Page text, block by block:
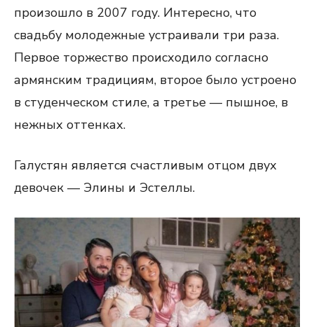
произошло в 2007 году. Интересно, что
свадьбу молодежные устраивали три раза.
Первое торжество происходило согласно
армянским традициям, второе было устроено
в студенческом стиле, а третье — пышное, в
нежных оттенках.
Галустян является счастливым отцом двух
девочек — Элины и Эстеллы.